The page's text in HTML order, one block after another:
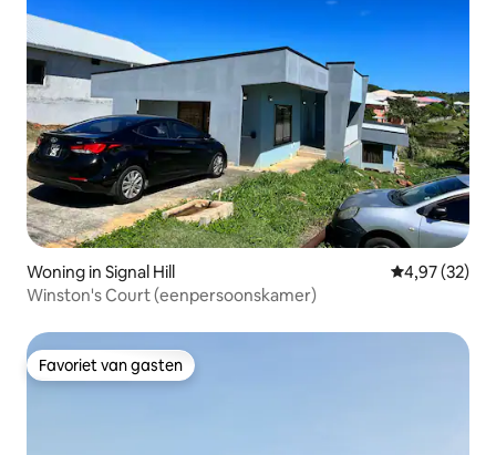
Woning in Signal Hill Gemiddelde
4,97 (32)
Winston's Court (eenpersoonskamer)
Favoriet van gasten
Favoriet van gasten